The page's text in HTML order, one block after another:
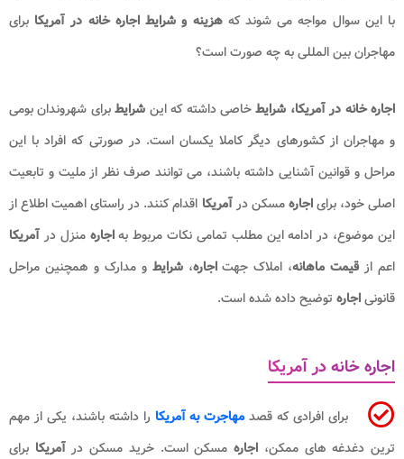
با این سوال مواجه می شوند کههزینه و شرایط اجاره خانه در آمریکا برای
مهاجران بین المللی به چه صورت است؟
اجاره خانه در آمریکا، شرایطخاصی داشته که این شرایطبرای شهروندان بومی
و مهاجران از کشورهای دیگر کاملا یکسان است. در صورتی که افراد با این
مراحل و قوانین آشنایی داشته باشند، می توانند صرف نظر از ملیت و تابعیت
اصلی خود، برایاجارهمسکن درآمریکا اقدام کنند. در راستای اهمیت اطلاع از
این موضوع، در ادامه این مطلب تمامی نکات مربوط بهاجارهمنزل در آمریکا
اعم ازقیمت ماهانه، املاک جهتاجاره،شرایط و مدارک و همچنین مراحل
قانونیاجاره توضیح داده شده است.
اجاره خانه در آمریکا
برای افرادی که قصدمهاجرت به آمریکا را داشته باشند، یکی از مهم
ترین دغدغه های ممکن، اجاره مسکن است. خرید مسکن درآمریکا برای